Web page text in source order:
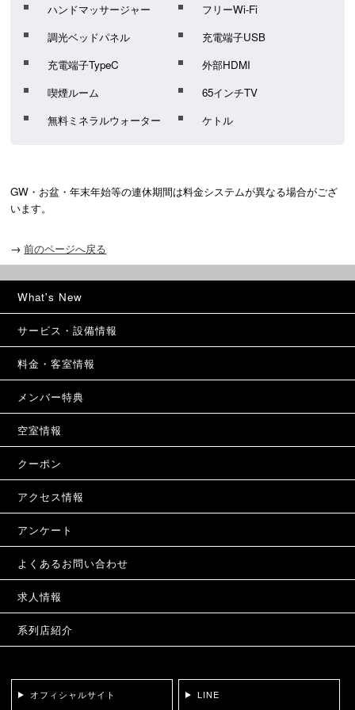
ハンドマッサージャー
フリーWi-Fi
調光ベッドパネル
充電端子USB
充電端子TypeC
外部HDMI
喫煙ルーム
65インチTV
無料ミネラルウォーター
ケトル
GW・お盆・年末年始等の連休期間は料金システムが異なる場合がござ
います。
→ 前のページへ戻る
What's New
サービス・設備情報
料金・客室情報
メンバー特典
空室情報
クーポン
アクセス情報
アンケート
よくあるお問い合わせ
求人情報
系列店紹介
オフィシャルサイト LINE